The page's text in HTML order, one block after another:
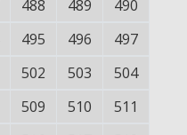
488 489
490
495 496
497
502 503
504
509 510
511